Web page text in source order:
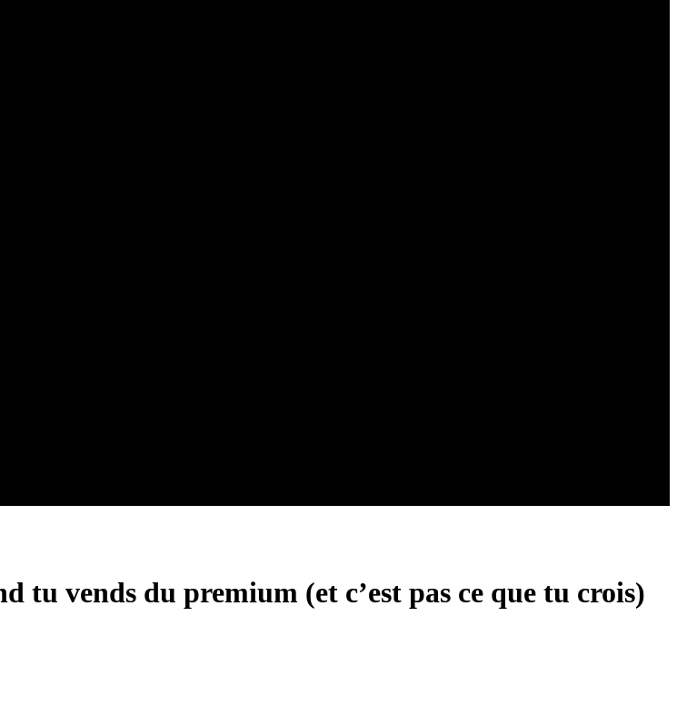
tu vends du premium (et c’est pas ce que tu crois)